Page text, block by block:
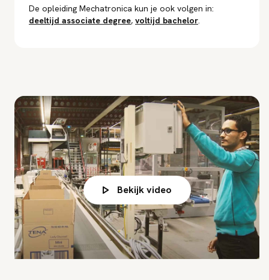
online leren en contactonderwijs. Daarin maak je je eigen
keuzes. Ook mag je zelf bepalen in welke volgorde je de
De opleiding Mechatronica kun je ook volgen in:
deeltijd associate degree, voltijd bachelor.
Bekijk video